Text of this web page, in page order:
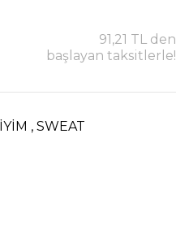
91,21 TL den
başlayan taksitlerle!
, SWEAT